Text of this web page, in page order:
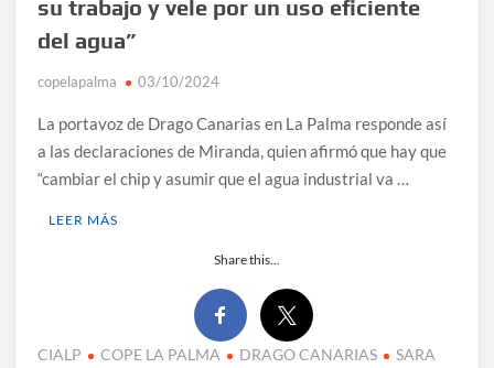
su trabajo y vele por un uso eficiente
del agua”
copelapalma 03/10/2024
La portavoz de Drago Canarias en La Palma responde así
a las declaraciones de Miranda, quien afirmó que hay que
“cambiar el chip y asumir que el agua industrial va …
LEER MÁS
Share this...
CIALP COPE LA PALMA DRAGO CANARIAS
SARA